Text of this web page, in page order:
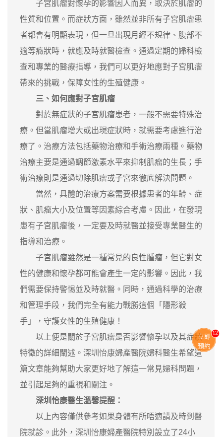
子宮肌瘤對懷孕的影響因人而異，取決於肌瘤的
性質和位置。而症狀方面，雖然並非所有子宮肌瘤患
者都會有明顯表現，但一旦出現月經不規律、腹部不
適等癥狀時，就應及時就醫檢查。通過定期的婦科檢
查和專業的醫療指導，我們可以更好地應對子宮肌瘤
帶來的挑戰，保障女性的生殖健康。
三、如何應對子宮肌瘤
對於無症狀的子宮肌瘤患者，一般不需要特殊治
療。但當肌瘤增大或出現症狀時，就需要考慮進行治
療了。治療方法包括藥物治療和手術治療兩種。藥物
治療主要是通過調節激素水平來抑制肌瘤的生長；手
術治療則是通過切除肌瘤或子宮來徹底解決問題。
當然，具體的治療方案需要根據患者的年齡、症
狀、肌瘤大小及位置等因素綜合考慮。因此，在發現
患有子宮肌瘤後，一定要及時就醫並接受專業醫生的
指導和治療。
子宮肌瘤雖然是一種常見的良性腫瘤，但它對女
性的健康和懷孕都可能會產生一定的影響。因此，我
們需要保持警惕並及時就醫。同時，通過科學的治療
和管理手段，我們完全有能力戰勝這個「隱形殺
手」，守護女性的生殖健康！
以上便是關於子宮肌瘤是否影響懷孕以及其症狀
特徵的詳細闡述。深圳怡康婦產醫院婦科醫生希望這
篇文章能夠幫助大家更好地了解這一常見婦科問題，
並引起足夠的重視和關注。
深圳怡康醫生溫馨提醒：
以上內容僅供參考如果身體有所唔適請及時到醫
院就診。此外，深圳怡康婦產醫院特別設立了24小
立即
預約
13